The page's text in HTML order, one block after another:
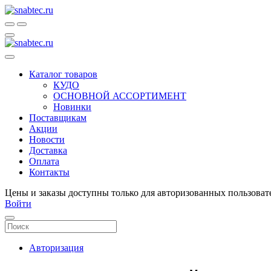
Каталог товаров
КУДО
ОСНОВНОЙ АССОРТИМЕНТ
Новинки
Поставщикам
Акции
Новости
Доставка
Оплата
Контакты
Цены и заказы доступны только для авторизованных
Войти
Авторизация